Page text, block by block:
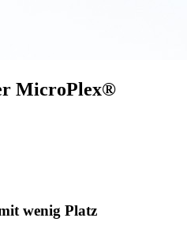
MicroPlex®
wenig Platz